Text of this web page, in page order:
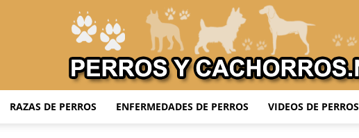
RAZAS DE PERROS ENFERMEDADES DE PERROS VIDEOS DE PERROS